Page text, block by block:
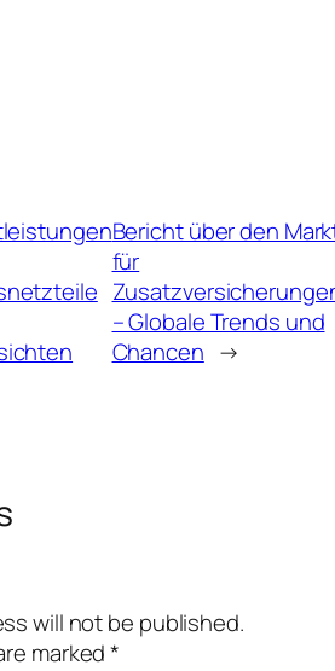
Bericht über den
für
– Globale Trends und
Chancen →
will not be published.
marked*